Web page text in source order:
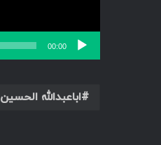
00:00
اباعبدالله الحسین